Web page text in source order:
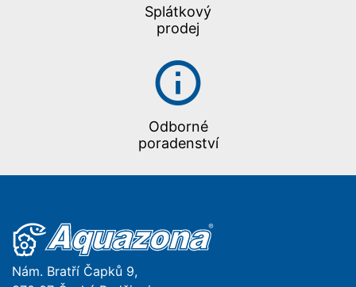
Splátkový
prodej
Odborné
poradenství
Nám. Bratří Čapků 9,